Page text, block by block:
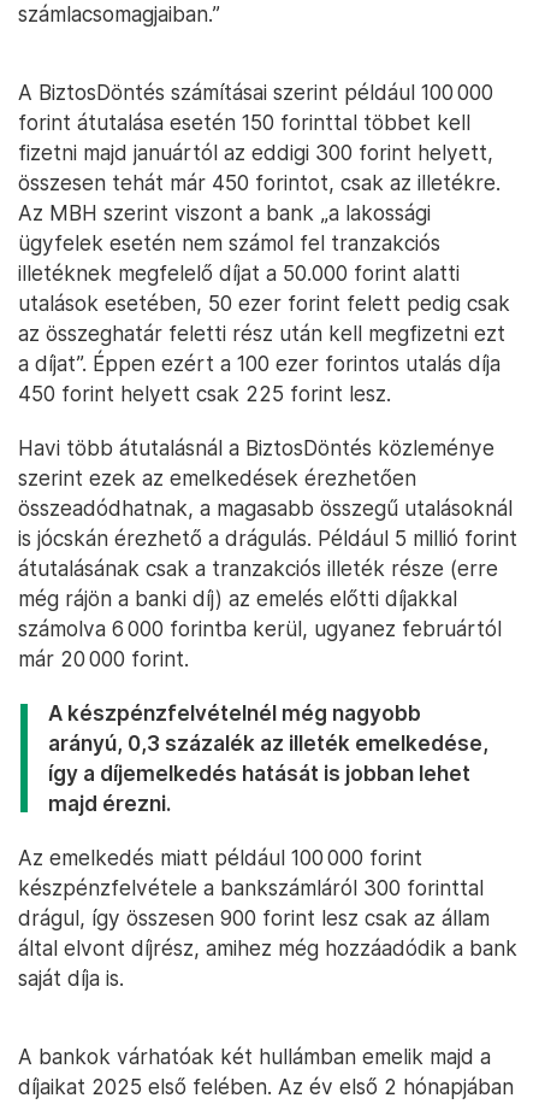
számlacsomagjaiban.”
A BiztosDöntés számításai szerint például 100 000
forint átutalása esetén 150 forinttal többet kell
fizetni majd januártól az eddigi 300 forint helyett,
összesen tehát már 450 forintot, csak az illetékre.
Az MBH szerint viszont a bank „a lakossági
ügyfelek esetén nem számol fel tranzakciós
illetéknek megfelelő díjat a 50.000 forint alatti
utalások esetében, 50 ezer forint felett pedig csak
az összeghatár feletti rész után kell megfizetni ezt
a díjat”. Éppen ezért a 100 ezer forintos utalás díja
450 forint helyett csak 225 forint lesz.
Havi több átutalásnál a BiztosDöntés közleménye
szerint ezek az emelkedések érezhetően
összeadódhatnak, a magasabb összegű utalásoknál
is jócskán érezhető a drágulás. Például 5 millió forint
átutalásának csak a tranzakciós illeték része (erre
még rájön a banki díj) az emelés előtti díjakkal
számolva 6 000 forintba kerül, ugyanez februártól
már 20 000 forint.
A készpénzfelvételnél még nagyobb
arányú, 0,3 százalék az illeték emelkedése,
így a díjemelkedés hatását is jobban lehet
majd érezni.
Az emelkedés miatt például 100 000 forint
készpénzfelvétele a bankszámláról 300 forinttal
drágul, így összesen 900 forint lesz csak az állam
által elvont díjrész, amihez még hozzáadódik a bank
saját díja is.
A bankok várhatóak két hullámban emelik majd a
díjaikat 2025 első felében. Az év első 2 hónapjában